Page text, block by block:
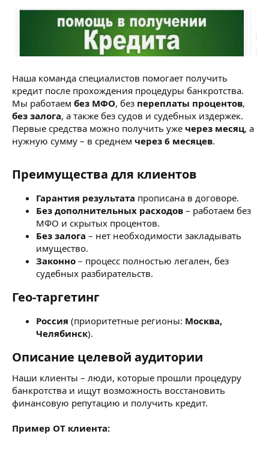
Наша команда специалистов помогает получить
кредит после прохождения процедуры банкротства.
Мы работаем без МФО, без переплаты процентов,
без залога, а также без судов и судебных издержек.
Первые средства можно получить уже через месяц, а
нужную сумму – в среднем через 6 месяцев.
Преимущества для клиентов
Гарантия результата прописана в договоре.
Без дополнительных расходов – работаем без
МФО и скрытых процентов.
Без залога – нет необходимости закладывать
имущество.
Законно – процесс полностью легален, без
судебных разбирательств.
Гео-таргетинг
Россия (приоритетные регионы: Москва,
Челябинск).
Описание целевой аудитории
Наши клиенты – люди, которые прошли процедуру
банкротства и ищут возможность восстановить
финансовую репутацию и получить кредит.
Пример ОТ клиента: